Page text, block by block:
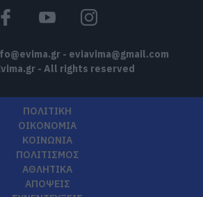
- eviavima@gmail.com
- All rights reserved
ΠΟΛΙΤΙΚΗ
ΟΙΚΟΝΟΜΙΑ
ΚΟΙΝΩΝΙΑ
ΠΟΛΙΤΙΣΜΟΣ
ΑΘΛΗΤΙΚΑ
ΑΠΟΨΕΙΣ